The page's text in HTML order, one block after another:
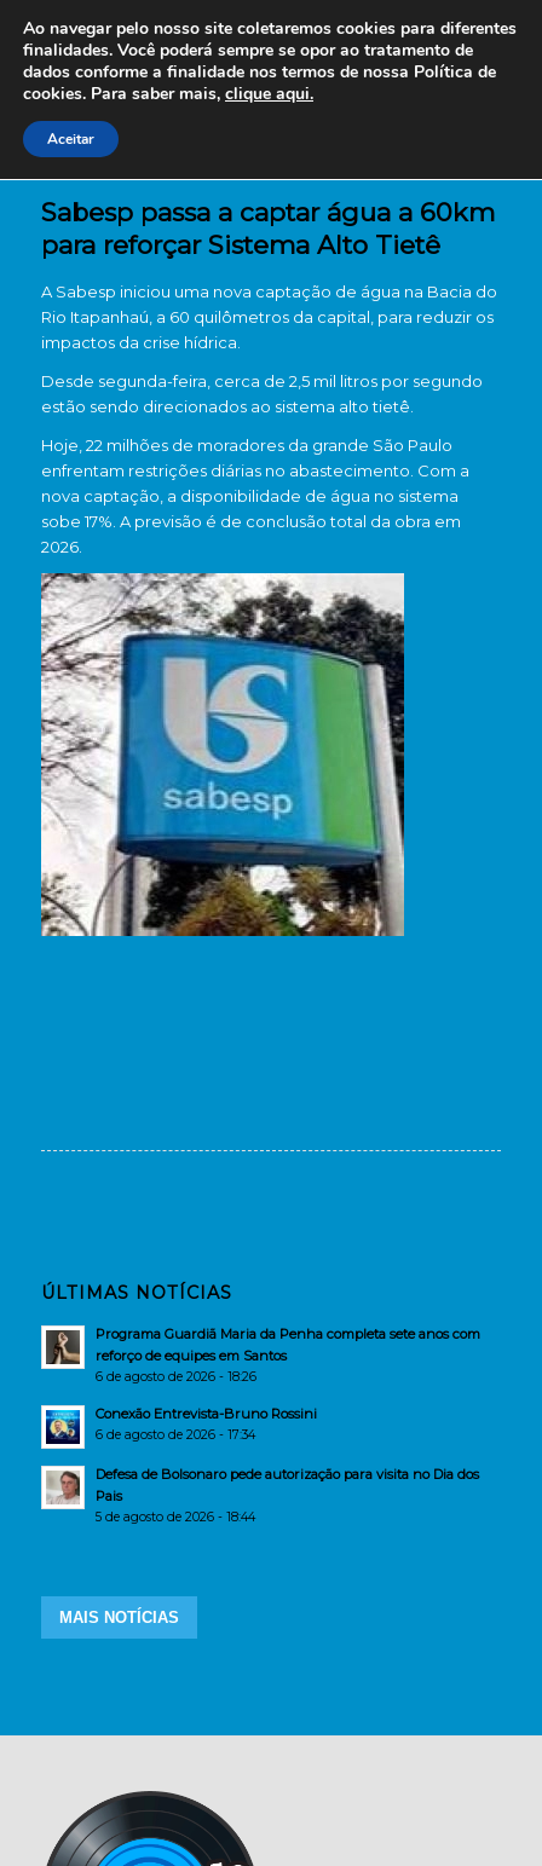
Sabesp passa a captar água a 60km
para reforçar Sistema Alto Tietê
A Sabesp iniciou uma nova captação de água na Bacia do
Rio Itapanhaú, a 60 quilômetros da capital, para reduzir os
impactos da crise hídrica.
Desde segunda-feira, cerca de 2,5 mil litros por segundo
estão sendo direcionados ao sistema alto tietê.
Hoje, 22 milhões de moradores da grande São Paulo
enfrentam restrições diárias no abastecimento. Com a
nova captação, a disponibilidade de água no sistema
sobe 17%. A previsão é de conclusão total da obra em
2026.
ÚLTIMAS NOTÍCIAS
Programa Guardiã Maria da Penha completa sete anos com
reforço de equipes em Santos
6 de agosto de 2026 - 18:26
Conexão Entrevista-Bruno Rossini
6 de agosto de 2026 - 17:34
Defesa de Bolsonaro pede autorização para visita no Dia dos
Pais
5 de agosto de 2026 - 18:44
MAIS NOTÍCIAS
Ao navegar pelo nosso site coletaremos cookies para diferentes
finalidades. Você poderá sempre se opor ao tratamento de
dados conforme a finalidade nos termos de nossa Política de
cookies. Para saber mais, clique aqui.
Aceitar